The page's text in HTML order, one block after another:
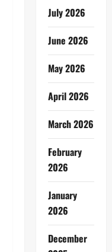
July 2026
June 2026
May 2026
April 2026
March 2026
February
2026
January
2026
December